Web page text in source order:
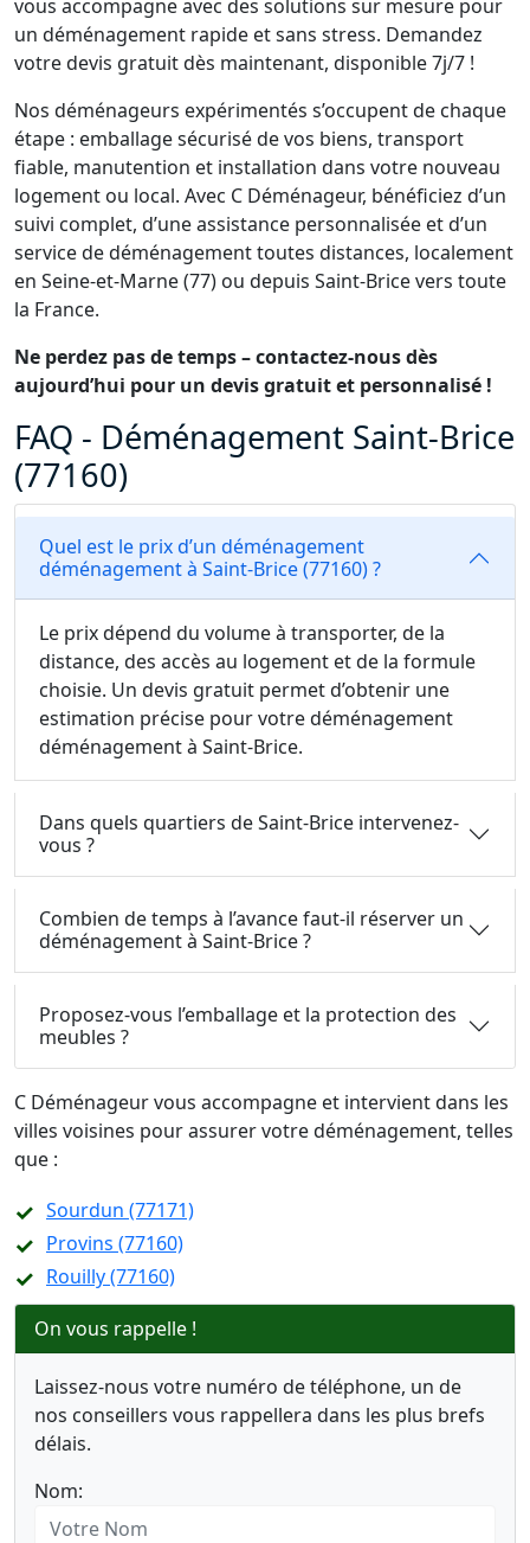
vous accompagne avec des solutions sur mesure pour
un déménagement rapide et sans stress. Demandez
votre devis gratuit dès maintenant, disponible 7j/7 !
Nos déménageurs expérimentés s’occupent de chaque
étape : emballage sécurisé de vos biens, transport
fiable, manutention et installation dans votre nouveau
logement ou local. Avec C Déménageur, bénéficiez d’un
suivi complet, d’une assistance personnalisée et d’un
service de déménagement toutes distances, localement
en Seine-et-Marne (77) ou depuis Saint-Brice vers toute
la France.
Ne perdez pas de temps – contactez-nous dès
aujourd’hui pour un devis gratuit et personnalisé !
FAQ - Déménagement Saint-Brice
(77160)
Quel est le prix d’un déménagement
déménagement à Saint-Brice (77160) ?
Le prix dépend du volume à transporter, de la
distance, des accès au logement et de la formule
choisie. Un devis gratuit permet d’obtenir une
estimation précise pour votre déménagement
déménagement à Saint-Brice.
Dans quels quartiers de Saint-Brice intervenez-
vous ?
Combien de temps à l’avance faut-il réserver un
déménagement à Saint-Brice ?
Proposez-vous l’emballage et la protection des
meubles ?
C Déménageur vous accompagne et intervient dans les
villes voisines pour assurer votre déménagement, telles
que :
Sourdun (77171)
Provins (77160)
Rouilly (77160)
On vous rappelle !
Laissez-nous votre numéro de téléphone, un de
nos conseillers vous rappellera dans les plus brefs
délais.
Nom: